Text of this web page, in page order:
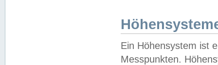
Ein Höhensystem ist
Messpunkten.